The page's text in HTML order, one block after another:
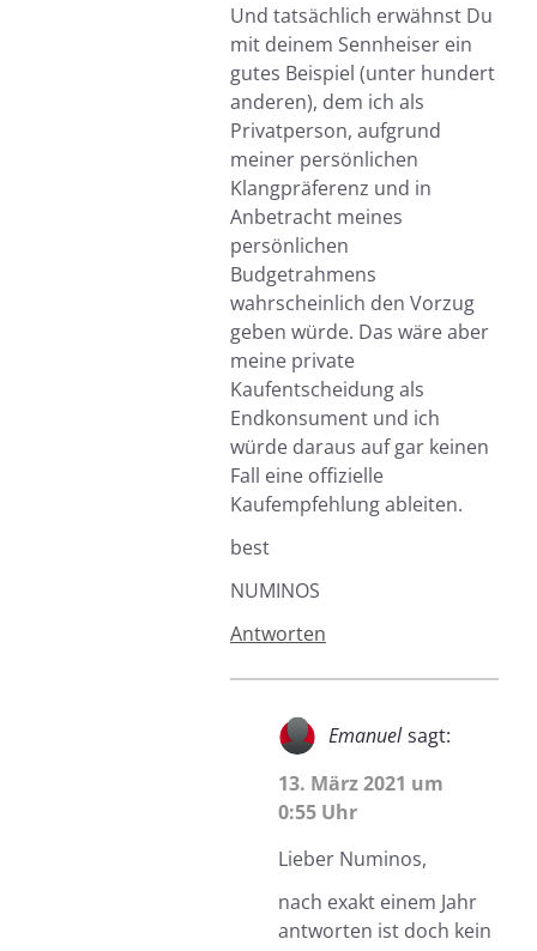
Und tatsächlich erwähnst Du
mit deinem Sennheiser ein
gutes Beispiel (unter hundert
anderen), dem ich als
Privatperson, aufgrund
meiner persönlichen
Klangpräferenz und in
Anbetracht meines
persönlichen
Budgetrahmens
wahrscheinlich den Vorzug
geben würde. Das wäre aber
meine private
Kaufentscheidung als
Endkonsument und ich
würde daraus auf gar keinen
Fall eine offizielle
Kaufempfehlung ableiten.
best
NUMINOS
Antworten
Emanuel sagt:
13. März 2021 um
0:55 Uhr
Lieber Numinos,
nach exakt einem Jahr
antworten ist doch kein